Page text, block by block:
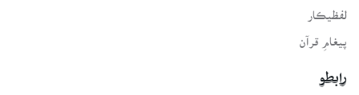
لفظيڪار
پيغامِ قرآن
رابطو